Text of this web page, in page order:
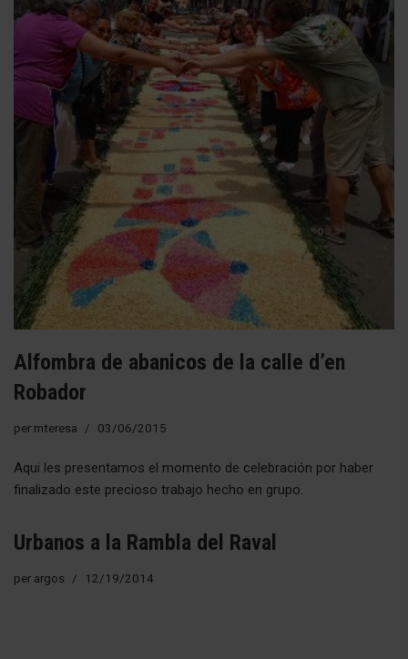
Alfombra de abanicos de la calle d’en
Robador
per mteresa 03/06/2015
Aqui les presentamos el momento de celebración por haber
finalizado este precioso trabajo hecho en grupo.
Urbanos a la Rambla del Raval
per argos 12/19/2014